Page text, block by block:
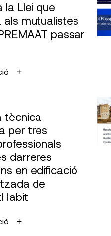
la Llei que
als mutualistes
passar
tècnica
per tres
darreres
en edificació
de